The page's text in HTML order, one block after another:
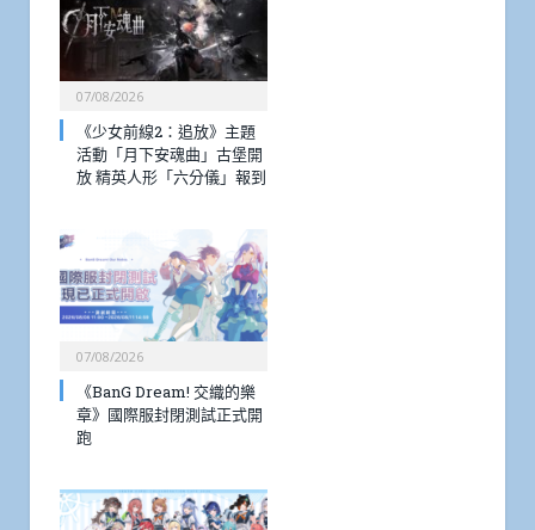
07/08/2026
《少女前線2：追放》主題
活動「月下安魂曲」古堡開
放 精英人形「六分儀」報到
07/08/2026
《BanG Dream! 交織的樂
章》國際服封閉測試正式開
跑